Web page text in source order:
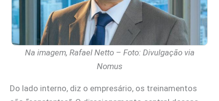
Na imagem, Rafael Netto – Foto: Divulgação via
Nomus
Do lado interno, diz o empresário, os treinamentos